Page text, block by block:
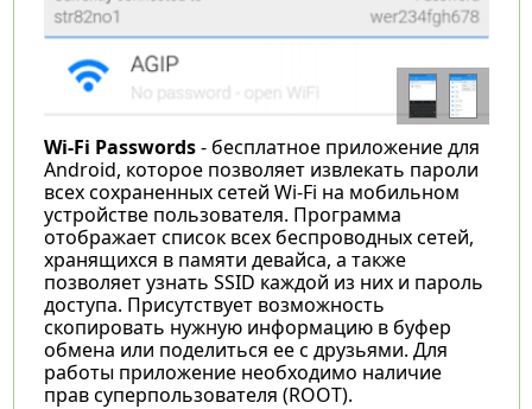
Wi-Fi Passwords- бесплатное приложение для
Android, которое позволяет извлекать пароли
всех сохраненных сетей Wi-Fi на мобильном
устройстве пользователя. Программа
отображает список всех беспроводных сетей,
хранящихся в памяти девайса, а также
позволяет узнать SSID каждой из них и пароль
доступа. Присутствует возможность
скопировать нужную информацию в буфер
обмена или поделиться ее с друзьями. Для
работы приложение необходимо наличие
прав суперпользователя (ROOT).